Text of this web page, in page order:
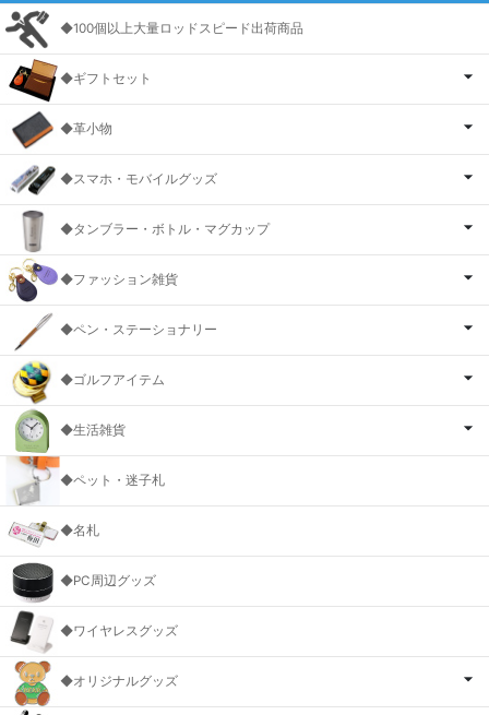
◆100個以上大量ロッドスピード出荷商品
◆ギフトセット
◆革小物
◆スマホ・モバイルグッズ
◆タンブラー・ボトル・マグカップ
◆ファッション雑貨
◆ペン・ステーショナリー
◆ゴルフアイテム
◆生活雑貨
◆ペット・迷子札
◆名札
◆PC周辺グッズ
◆ワイヤレスグッズ
◆オリジナルグッズ